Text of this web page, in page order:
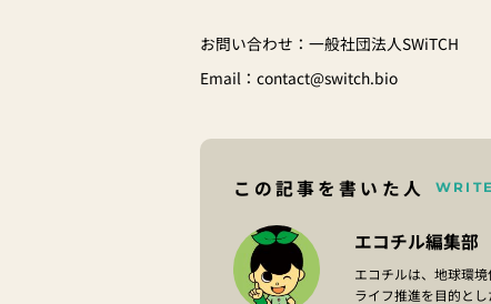
お問い合わせ：一般社団法人SWiTCH
Email：contact@switch.bio
この記事を書いた人
エコチル編集部
エコチルは、地球環
ライフ推進を目的とし